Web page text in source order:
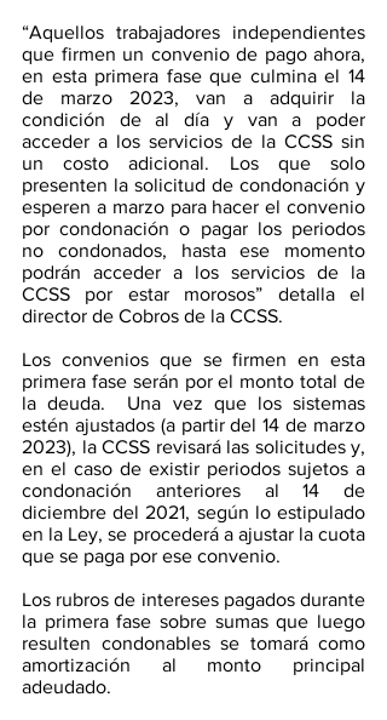
“Aquellos trabajadores independientes
que firmen un convenio de pago ahora,
en esta primera fase que culmina el 14
de marzo 2023, van a adquirir la
condición de al día y van a poder
acceder a los servicios de la CCSS sin
un costo adicional. Los que solo
presenten la solicitud de condonación y
esperen a marzo para hacer el convenio
por condonación o pagar los periodos
no condonados, hasta ese momento
podrán acceder a los servicios de la
CCSS por estar morosos” detalla el
director de Cobros de la CCSS.
Los convenios que se firmen en esta
primera fase serán por el monto total de
la deuda.  Una vez que los sistemas
estén ajustados (a partir del 14 de marzo
2023), la CCSS revisará las solicitudes y,
en el caso de existir periodos sujetos a
condonación anteriores al 14 de
diciembre del 2021, según lo estipulado
en la Ley, se procederá a ajustar la cuota
que se paga por ese convenio.
Los rubros de intereses pagados durante
la primera fase sobre sumas que luego
resulten condonables se tomará como
amortización al monto principal
adeudado.